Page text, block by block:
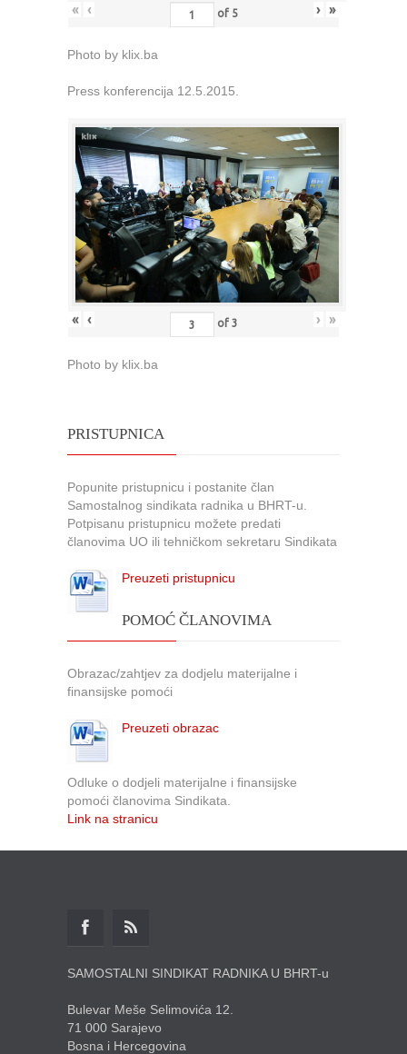
« ‹ of 5 › »
Photo by klix.ba
Press konferencija 12.5.2015.
« ‹ of 3 › »
Photo by klix.ba
PRISTUPNICA
Popunite pristupnicu i postanite član
Samostalnog sindikata radnika u BHRT-u.
Potpisanu pristupnicu možete predati
članovima UO ili tehničkom sekretaru Sindikata
Preuzeti pristupnicu
POMOĆ ČLANOVIMA
Obrazac/zahtjev za dodjelu materijalne i
finansijske pomoći
Preuzeti obrazac
Odluke o dodjeli materijalne i finansijske
pomoći članovima Sindikata.
Link na stranicu
SAMOSTALNI SINDIKAT RADNIKA U BHRT-u
Bulevar Meše Selimovića 12.
71 000 Sarajevo
Bosna i Hercegovina